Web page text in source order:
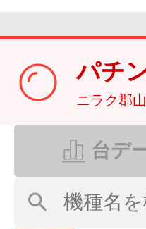
パチ
ニラク郡
台デ